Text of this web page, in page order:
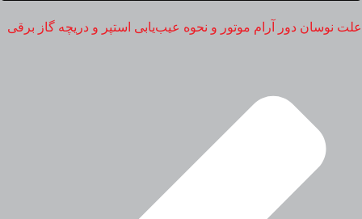
علت نوسان دور آرام موتور و نحوه عیب‌یابی استپر و دریچه گاز برقی